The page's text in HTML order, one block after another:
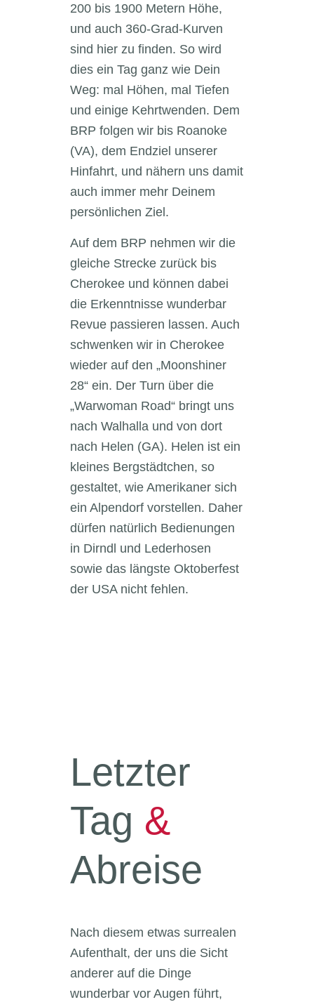
200 bis 1900 Metern Höhe,
und auch 360-Grad-Kurven
sind hier zu finden. So wird
dies ein Tag ganz wie Dein
Weg: mal Höhen, mal Tiefen
und einige Kehrtwenden. Dem
BRP folgen wir bis Roanoke
(VA), dem Endziel unserer
Hinfahrt, und nähern uns damit
auch immer mehr Deinem
persönlichen Ziel.
Auf dem BRP nehmen wir die
gleiche Strecke zurück bis
Cherokee und können dabei
die Erkenntnisse wunderbar
Revue passieren lassen. Auch
schwenken wir in Cherokee
wieder auf den „Moonshiner
28“ ein. Der Turn über die
„Warwoman Road“ bringt uns
nach Walhalla und von dort
nach Helen (GA). Helen ist ein
kleines Bergstädtchen, so
gestaltet, wie Amerikaner sich
ein Alpendorf vorstellen. Daher
dürfen natürlich Bedienungen
in Dirndl und Lederhosen
sowie das längste Oktoberfest
der USA nicht fehlen.
Letzter
Tag &
Abreise
Nach diesem etwas surrealen
Aufenthalt, der uns die Sicht
anderer auf die Dinge
wunderbar vor Augen führt,